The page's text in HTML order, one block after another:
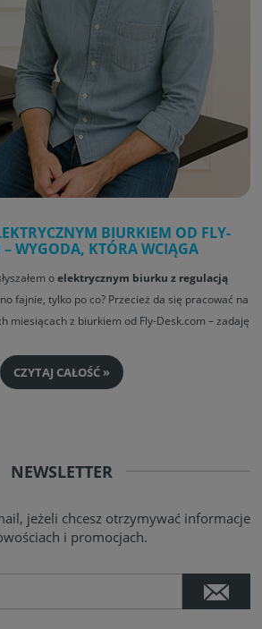
BIURKIEM OD FLY-
– WYGODA, KTÓRA WCIĄGA
oelektrycznym biurku z regulacją
fajnie, tylko po co? Przecież da się pracować na
miesiącach z biurkiem od Fly-Desk.com – zadaję
CZYTAJ CAŁOŚĆ »
NEWSLETTER
jeżeli chcesz otrzymywać informacje
i promocjach.